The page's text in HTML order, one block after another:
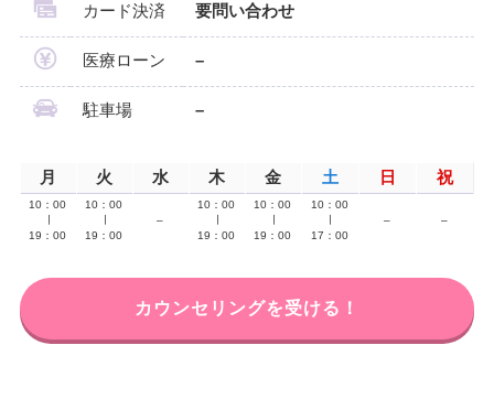
カード決済 要問い合わせ
医療ローン –
駐車場 –
月 火 水 木 金 土 日 祝
10：00
19：00
10：00
19：00
–
10：00
19：00
10：00
19：00
10：00
17：00
– –
カウンセリングを受ける！